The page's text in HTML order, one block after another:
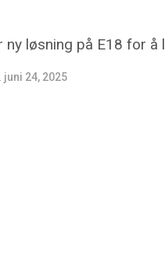
ny løsning på E18 for
juni 24, 2025